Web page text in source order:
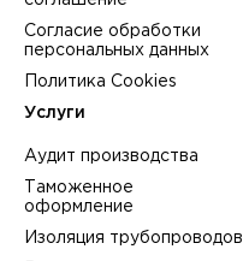
Согласие обработки
персональных данных
Политика Cookies
Услуги
Аудит производства
Таможенное
оформление
Изоляция трубопроводов